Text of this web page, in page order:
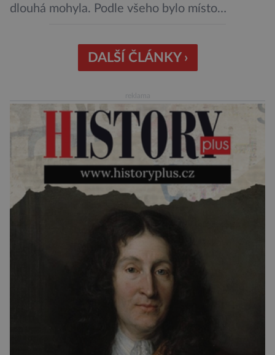
dlouhá mohyla. Podle všeho bylo místo
mohyl, které se nacházejí v ose té starší. Na
archeologických pracích se podíleli experti ze
DALŠÍ ČLÁNKY ›